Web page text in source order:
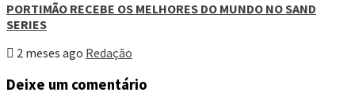
PORTIMÃO RECEBE OS MELHORES DO MUNDO NO SAND
SERIES
2 meses ago Redação
Deixe um comentário